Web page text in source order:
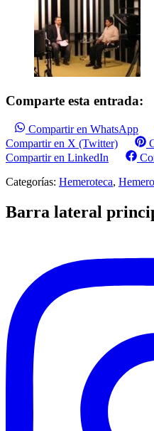
Comparte esta entrada:
Compartir en WhatsApp
Compartir en X (Twitter)
Compartir en LinkedIn
Categorías: Hemeroteca,
Barra lateral